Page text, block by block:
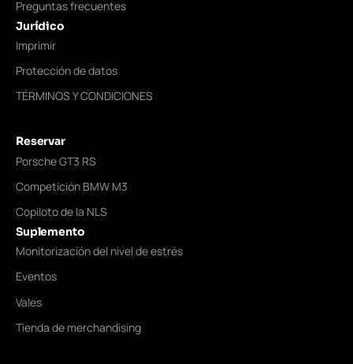
Preguntas frecuentes
Jurídico
Imprimir
Protección de datos
TÉRMINOS Y CONDICIONES
Reservar
Porsche GT3 RS
Competición BMW M3
Copiloto de la NLS
Suplemento
Monitorización del nivel de estrés
Eventos
Vales
Tienda de merchandising